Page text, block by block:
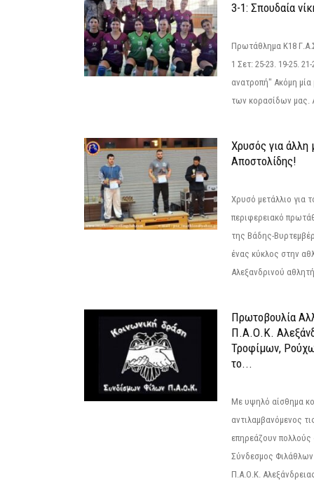
3-1: Σπουδαία
Πρωτάθλημα Κ18
1 Σετ: 25-23. 19-25.
ανατροπή" Ακόμη μία
των κορασίδων μας.
Χρυσός για άλλη
Αποστολίδης!
Χρυσό μετάλλιο για
περιφερειακό
της Βάδης-
ένας κύκλος στην
Αλεξανδρινού
Πρωτοβουλία
Π.Α.Ο.Κ.
Τροφίμων,
το...
Με υψηλό αίσθημα
αντιλαμβανόμενος
επηρεάζουν πολλούς
Σύνδεσμος
Π.Α.Ο.Κ.